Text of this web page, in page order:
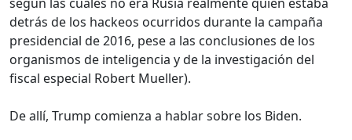
detrás de los hackeos ocurridos durante la campaña
presidencial de 2016, pese a las conclusiones de los
organismos de inteligencia y de la investigación del
fiscal especial Robert Mueller).
De allí, Trump comienza a hablar sobre los Biden.